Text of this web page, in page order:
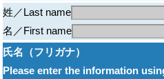
姓／Last name
名／First name
氏名（フリガナ）
Please enter the information